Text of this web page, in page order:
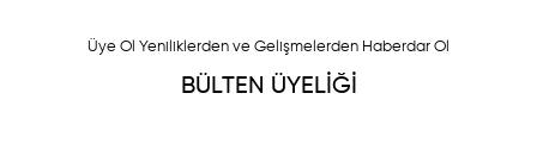
Üye Ol Yeniliklerden ve Gelişmelerden Haberdar Ol
BÜLTEN ÜYELİĞİ